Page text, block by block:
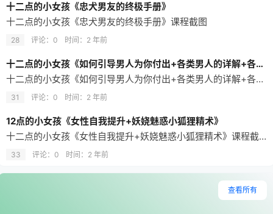
十二点的小女孩《忠犬男友的终极手册》
十二点的小女孩《忠犬男友的终极手册》课程截图
28 评论：0 时间： 2 年前
十二点的小女孩《如何引导男人为你付出+各类男人的详解+各种小套路+技巧》
十二点的小女孩《如何引导男人为你付出+各类男人的详解+各种小套路+技巧》课程截图
31 评论：0 时间： 2 年前
12点的小女孩《女性自我提升+妖娆魅惑小狐狸精术》
十二点的小女孩《女性自我提升+妖娆魅惑小狐狸精术》课程截图
33 评论：0 时间： 2 年前
查看所有